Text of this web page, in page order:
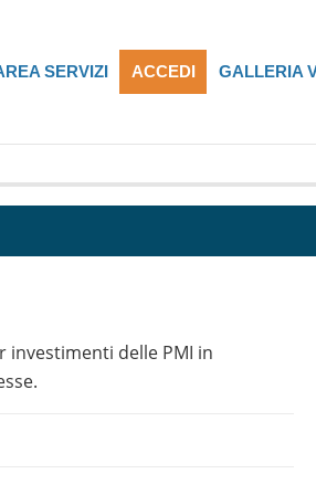
SERVIZI ACCEDI GALLERIA
investimenti delle PMI in